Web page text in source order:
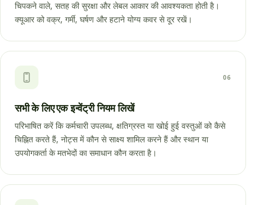
चिपकने वाले, सतह की सुरक्षा और लेबल आकार की आवश्यकता होती है।
क्यूआर को वक्र, गर्मी, घर्षण और हटाने योग्य कवर से दूर रखें।
06
सभी के लिए एक इन्वेंट्री नियम लिखें
परिभाषित करें कि कर्मचारी उपलब्ध, क्षतिग्रस्त या खोई हुई वस्तुओं को कैसे
चिह्नित करते हैं, नोट्स में कौन से साक्ष्य शामिल करने हैं और स्थान या
उपयोगकर्ता के मतभेदों का समाधान कौन करता है।